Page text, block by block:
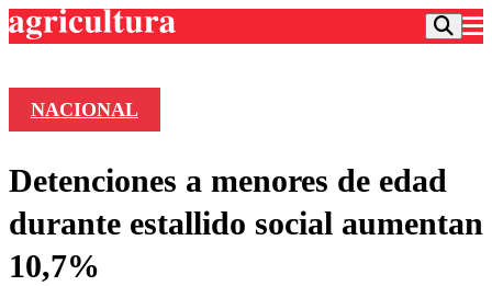
Frecuencias
Agricultura TV
Deportes
NACIONAL
Detenciones a menores de edad
durante estallido social aumentan
10,7%